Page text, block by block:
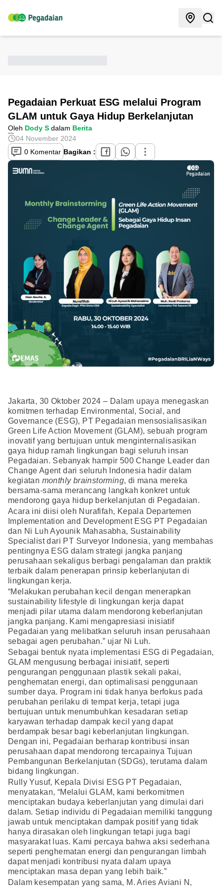
Pegadaian Perkuat ESG melalui Program
GLAM untuk Gaya Hidup Berkelanjutan
Oleh Dody S dalam Berita
04 November 2024
0 Komentar Bagikan :
Jakarta, 30 Oktober 2024 – Dalam upaya menegaskan
komitmen terhadap Environmental, Social, and
Governance (ESG), PT Pegadaian mensosialisasikan
Green Life Action Movement (GLAM), sebuah program
inovatif yang bertujuan untuk menginternalisasikan
gaya hidup ramah lingkungan bagi seluruh insan
Pegadaian. Sebanyak hampir 500 Change Leader dan
Change Agent dari seluruh Indonesia hadir dalam
kegiatan monthly brainstorming, di mana mereka
bersama-sama merancang langkah konkret untuk
mendorong gaya hidup berkelanjutan di Pegadaian.
Acara ini diisi oleh Nurafifah, Kepala Departemen
Implementation and Development ESG PT Pegadaian
dan Ni Luh Ayounik Mahasabha, Sustainability
Specialist dari PT Surveyor Indonesia, yang membahas
pentingnya ESG dalam strategi jangka panjang
perusahaan sekaligus berbagi pengalaman dan praktik
terbaik dalam penerapan prinsip keberlanjutan di
lingkungan kerja.
“Melakukan perubahan kecil dengan menerapkan
sustainability lifestyle di lingkungan kerja dapat
menjadi pilar utama dalam mendorong keberlanjutan
jangka panjang. Kami mengapresiasi inisiatif
Pegadaian yang melibatkan seluruh insan perusahaan
sebagai agen perubahan.” ujar Ni Luh.
Sebagai bentuk nyata implementasi ESG di Pegadaian,
GLAM mengusung berbagai inisiatif, seperti
pengurangan penggunaan plastik sekali pakai,
penghematan energi, dan optimalisasi penggunaan
sumber daya. Program ini tidak hanya berfokus pada
perubahan perilaku di tempat kerja, tetapi juga
bertujuan untuk menumbuhkan kesadaran setiap
karyawan terhadap dampak kecil yang dapat
berdampak besar bagi keberlanjutan lingkungan.
Dengan ini, Pegadaian berharap kontribusi insan
perusahaan dapat mendorong tercapainya Tujuan
Pembangunan Berkelanjutan (SDGs), terutama dalam
bidang lingkungan.
Rully Yusuf, Kepala Divisi ESG PT Pegadaian,
menyatakan, “Melalui GLAM, kami berkomitmen
menciptakan budaya keberlanjutan yang dimulai dari
dalam. Setiap individu di Pegadaian memiliki tanggung
jawab untuk menciptakan dampak positif yang tidak
hanya dirasakan oleh lingkungan tetapi juga bagi
masyarakat luas. Kami percaya bahwa aksi sederhana
seperti penghematan energi dan pengurangan limbah
dapat menjadi kontribusi nyata dalam upaya
menciptakan masa depan yang lebih baik.”
Dalam kesempatan yang sama, M. Aries Aviani N,